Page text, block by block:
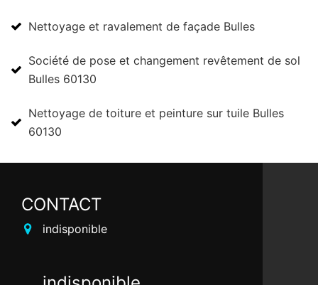
Nettoyage et ravalement de façade Bulles
Société de pose et changement revêtement de sol
Bulles 60130
Nettoyage de toiture et peinture sur tuile Bulles
60130
CONTACT
indisponible